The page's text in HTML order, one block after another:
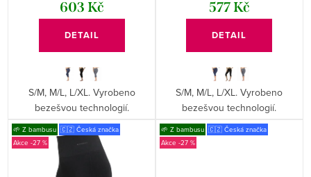
603 Kč
DETAIL
S/M, M/L, L/XL. Vyrobeno
bezešvou technologií.
577 Kč
DETAIL
S/M, M/L, L/XL. Vyrobeno
bezešvou technologií.
🌱 Z bambusu 🇨🇿 Česká značka
-27 %
🌱 Z bambusu 🇨🇿 Česká značka
-27 %